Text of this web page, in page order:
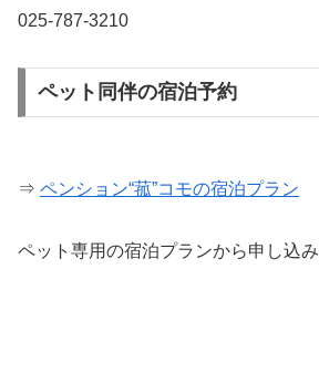
025-787-3210
ペット同伴の宿泊予約
⇒ ペンション“菰”コモの宿泊プラン
ペット専用の宿泊プランから申し込み